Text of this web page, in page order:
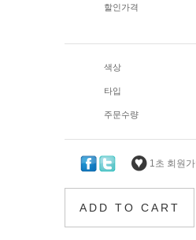
할인가격
색상
타입
주문수량
1초 회원
ADD TO CART